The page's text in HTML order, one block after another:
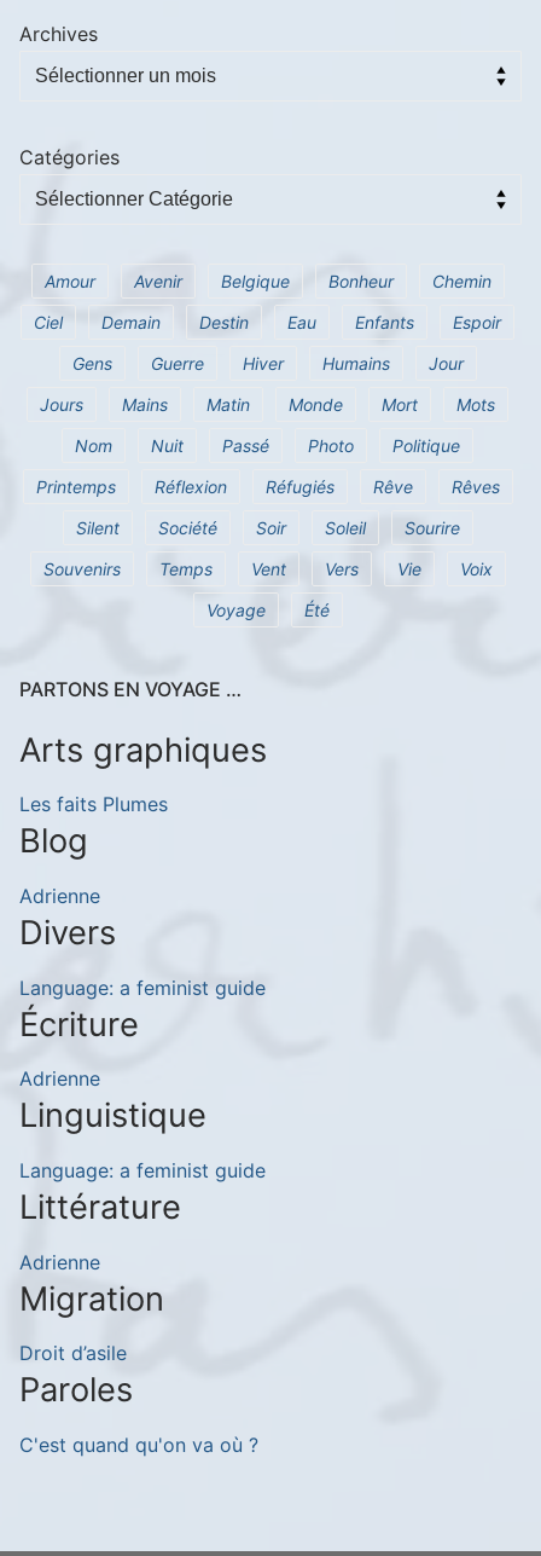
Archives
Catégories
Amour Avenir Belgique Bonheur
Chemin
Ciel
Demain Destin Eau Enfants
Espoir
Gens
Guerre Hiver Humains
Jour
Jours
Mains Matin Monde Mort
Mots
Nom
Nuit Passé Photo
Politique
Printemps
Réflexion Réfugiés Rêve
Rêves
Silent
Société Soir Soleil
Sourire
Souvenirs
Temps Vent Vers Vie
Voix
Voyage
Été
PARTONS EN VOYAGE …
Arts graphiques
Les faits Plumes
Blog
Adrienne
Divers
Language: a feminist guide
Écriture
Adrienne
Linguistique
Language: a feminist guide
Littérature
Adrienne
Migration
Droit d’asile
Paroles
C'est quand qu'on va où ?